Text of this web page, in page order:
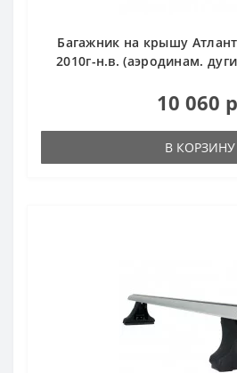
Багажник на крышу
2010г-н.в. (аэродинам.
10 060
В КОРЗИНУ